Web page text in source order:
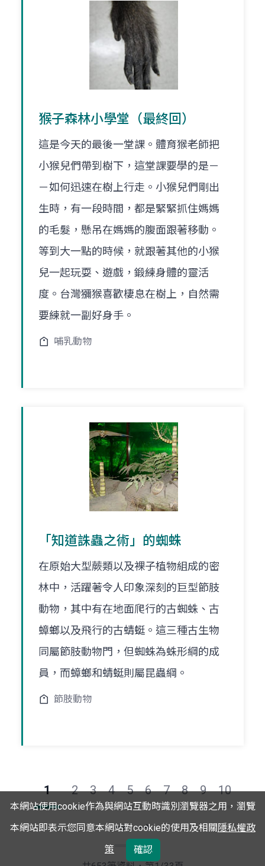
猴子森林小學堂（最終回）
這是今天的最後一堂課。體育猴老師把
小猴兒們帶到樹下，這堂課要學的是－
－如何迅速在樹上行走。小猴兒們剛出
生時，有一段時間，都是緊緊抓住媽媽
的毛髮，懸吊在媽媽的腹面跟著移動。
等到大一點的時候，就跟著其他的小猴
兒一起玩耍、遊戲，鍛練身體的靈活
度。台灣獼猴喜歡棲息在樹上，自然需
要練就一副好身手。
哺乳動物
「知道誅蟲之術」的蜘蛛
在原始大型蕨類以及裸子植物組成的密
林中，活躍著令人印象深刻的巨型節肢
動物，其中有在地面爬行的古蜘蛛、古
蟑螂以及飛行的古蜻蜓。這三種古生物
同屬節肢動物門，但蜘蛛為蛛形綱的成
員，而蟑螂和蜻蜓則屬昆蟲綱。
節肢動物
1 2 3 4 5 6 7 8 9 10
頁
最
後
一
本網站使用cookie作為與網站互動時識別瀏覽器之用，瀏覽
本網站即表示您同意本網站對cookie的使用及相關隱私權政
策
確認